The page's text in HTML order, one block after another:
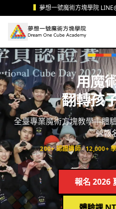
跳至主要內容夢想一號魔術方塊學院
用魔
翻轉孩
全臺專業魔術方塊教學｜體
營報
200+ 認證講師 · 12,000+
報名 2026